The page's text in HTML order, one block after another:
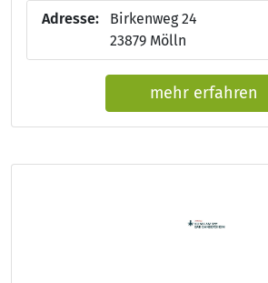
Adresse:
Birkenweg 24
23879 Mölln
mehr erfahren